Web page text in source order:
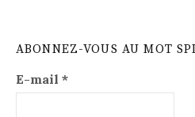
ABONNEZ-VOUS AU MOT
E-mail *